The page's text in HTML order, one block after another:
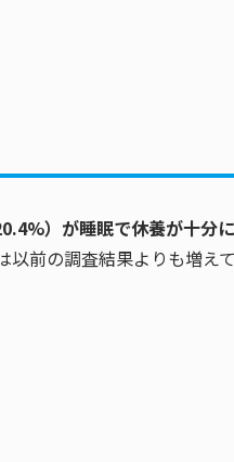
）が睡眠で休養が十分
以前の調査結果よりも増え